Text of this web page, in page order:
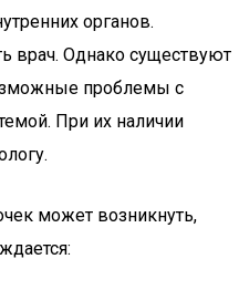
органов.
врач. Однако существуют
проблемы с
При их наличии
может возникнуть,